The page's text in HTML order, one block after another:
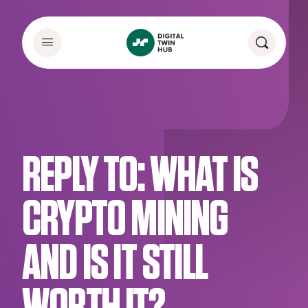
REPLY TO: WHAT IS
CRYPTO MINING
AND IS IT STILL